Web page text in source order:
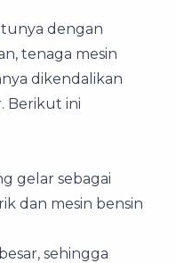
dengan
tenaga mesin
dikendalikan
Berikut ini
gelar sebagai
dan mesin bensin
sehingga